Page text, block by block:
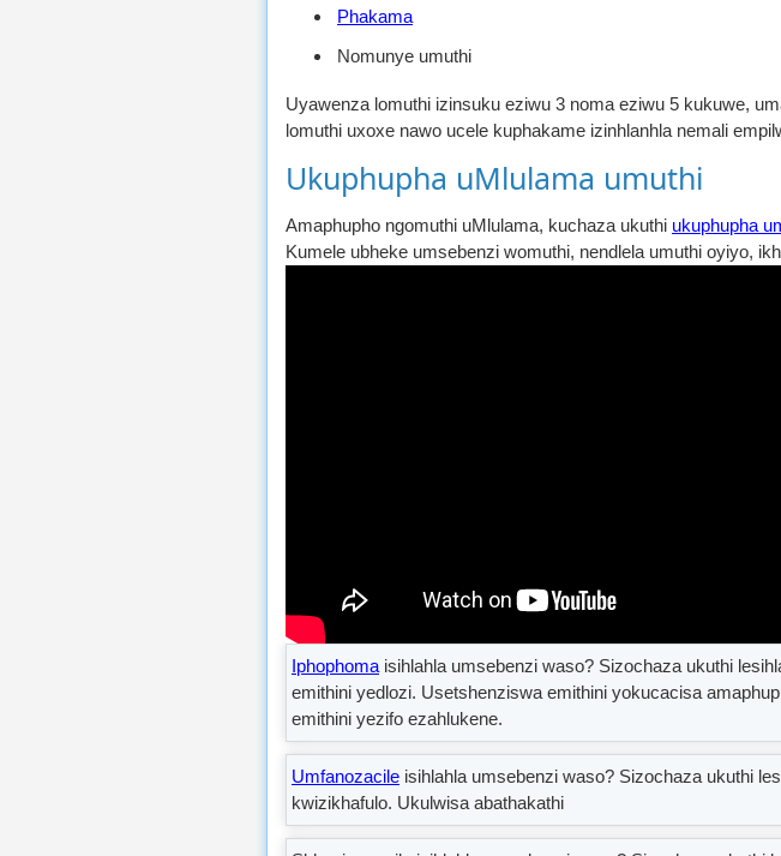
Phakama
Nomunye umuthi
Uyawenza lomuthi izinsuku eziwu 3 noma eziwu 5 kukuwe,
lomuthi uxoxe nawo ucele kuphakame izinhlanhla nemali
Ukuphupha uMlulama umuthi
Amaphupho ngomuthi uMlulama, kuchaza ukuthi ukuphupha
Kumele ubheke umsebenzi womuthi, nendlela umuthi oyiyo,
Iphophoma isihlahla umsebenzi waso? Sizochaza ukuthi
emithini yedlozi. Usetshenziswa emithini yokucacisa
emithini yezifo ezahlukene.
Umfanozacile isihlahla umsebenzi waso? Sizochaza ukuthi
kwizikhafulo. Ukulwisa abathakathi